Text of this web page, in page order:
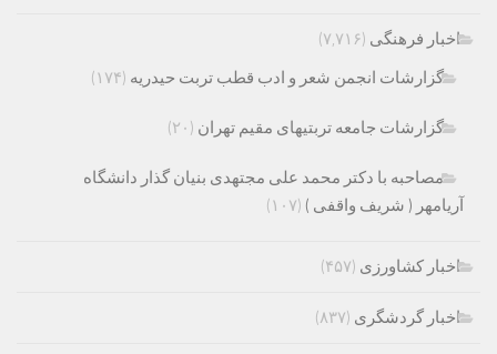
اخبار فرهنگی (۷,۷۱۶)
گزارشات انجمن شعر و ادب قطب تربت حیدریه (۱۷۴)
گزارشات جامعه تربتیهای مقیم تهران (۲۰)
مصاحبه با دکتر محمد علی مجتهدی بنیان گذار دانشگاه
آریامهر ( شریف واقفی ) (۱۰۷)
اخبار کشاورزی (۴۵۷)
اخبار گردشگری (۸۳۷)